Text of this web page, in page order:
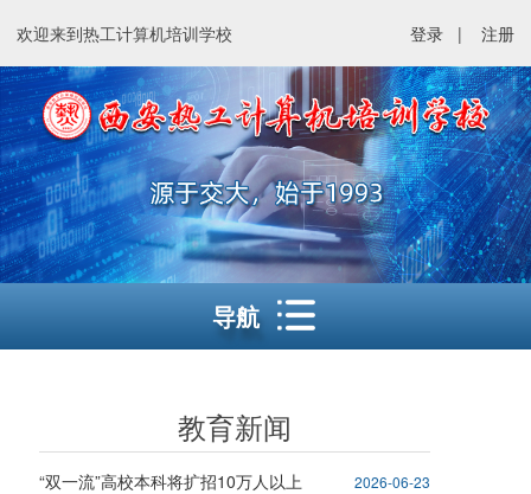
欢迎来到热工计算机培训学校 登录 | 注册
导航
教育新闻
“双一流”高校本科将扩招10万人以上 2026-06-23